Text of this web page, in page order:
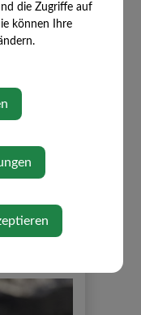
die Zugriffe auf
können Ihre